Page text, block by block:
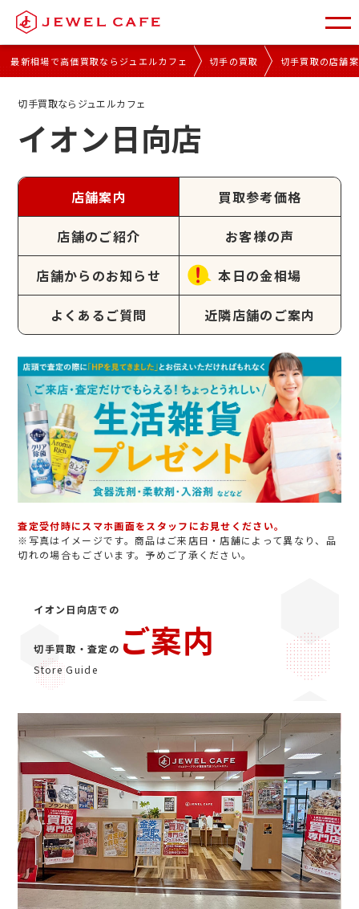
最新相場で高価買取ならジュエルカフェ 切手の買取 切手買取の店舗
切手買取ならジュエルカフェ
イオン日向店
店舗案内 買取参考価格
店舗のご紹介 お客様の声
店舗からのお知らせ 本日の金相場
よくあるご質問 近隣店舗のご案内
査定受付時にスマホ画面をスタッフにお見せください。
※写真はイメージです。商品はご来店日・店舗によって異なり、品
切れの場合もございます。予めご了承ください。
イオン日向店での
切手買取・査定の ご案内
Store Guide